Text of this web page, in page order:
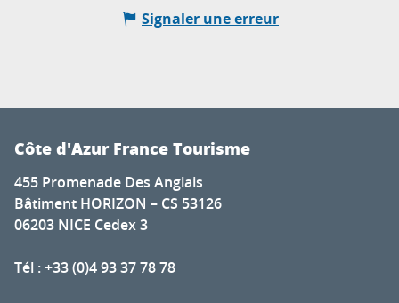
Signaler une erreur
Côte d'Azur France Tourisme
455 Promenade Des Anglais
Bâtiment HORIZON – CS 53126
06203 NICE Cedex 3
Tél : +33 (0)4 93 37 78 78